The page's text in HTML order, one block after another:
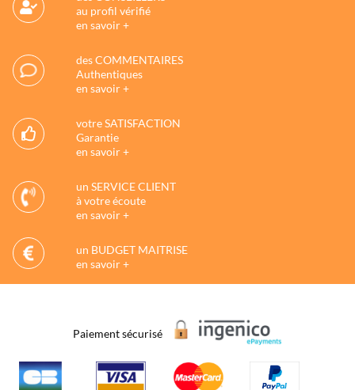
au profil vérifié
en savoir +
des COMMENTAIRES
Authentiques
en savoir +
votre SATISFACTION
Garantie
en savoir +
un SERVICE CLIENT
à votre écoute
en savoir +
un BUDGET MAITRISE
en savoir +
Paiement sécurisé